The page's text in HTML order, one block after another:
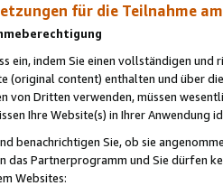
für die Teilnahme
ein, indem Sie einen vollständigen
(original content) enthalten und über
von Dritten verwenden, müssen
Ihre Website(s) in Ihrer Anwendung
benachrichtigen Sie, ob sie
das Partnerprogramm und Sie dürfen
Websites: